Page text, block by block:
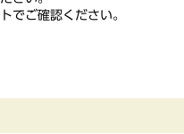
でご確認ください。